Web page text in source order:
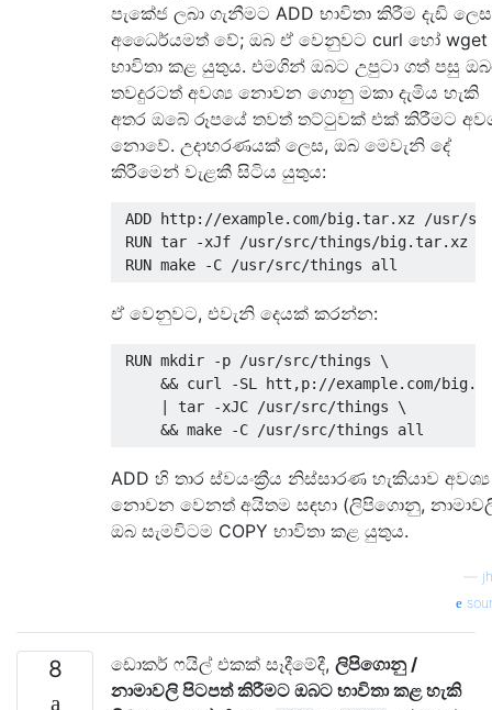
පැකේජ ලබා ගැනීමට ADD භාවිතා කිරීම දැඩි ලෙස
අධෛර්යමත් වේ; ඔබ ඒ වෙනුවට curl හෝ wget
භාවිතා කළ යුතුය. එමගින් ඔබට උපුටා ගත් පසු
තවදුරටත් අවශ්‍ය නොවන ගොනු මකා දැමිය හැකි
අතර ඔබේ රූපයේ තවත් තට්ටුවක් එක් කිරීමට
නොවේ. උදාහරණයක් ලෙස, ඔබ මෙවැනි දේ
කිරීමෙන් වැළකී සිටිය යුතුය:
ADD http://example.com/big.tar.xz /usr/
RUN tar -xJf /usr/src/things/big.tar.xz -
ඒ වෙනුවට, එවැනි දෙයක් කරන්න:
RUN mkdir -p /usr/src/things \
&& curl -SL htt,p://example.com/
     | tar -xJC /usr/src/things \
ADD හි තාර ස්වයංක්‍රීය නිස්සාරණ හැකියාව අවශ්‍ය
නොවන වෙනත් අයිතම සඳහා (ලිපිගොනු,
ඔබ සැමවිටම COPY භාවිතා කළ යුතුය.
8 ඩොකර් ෆයිල් එකක් සෑදීමේදී, ලිපිගොනු /
නාමාවලි පිටපත් කිරීමට ඔබට භාවිතා කළ හැකි